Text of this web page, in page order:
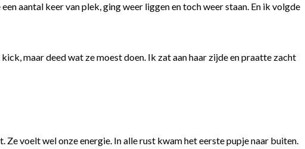
aantal keer van plek, ging weer liggen en toch weer staan. En ik volgde
maar deed wat ze moest doen. Ik zat aan haar zijde en praatte zacht
voelt wel onze energie. In alle rust kwam het eerste pupje naar buiten.